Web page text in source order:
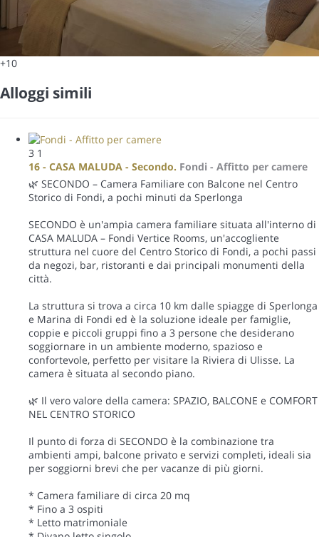
+10
Alloggi simili
3 1
16 - CASA MALUDA - Secondo. Fondi - Affitto per camere
🌿 SECONDO – Camera Familiare con Balcone nel Centro
Storico di Fondi, a pochi minuti da Sperlonga
SECONDO è un'ampia camera familiare situata all'interno di
CASA MALUDA – Fondi Vertice Rooms, un'accogliente
struttura nel cuore del Centro Storico di Fondi, a pochi passi
da negozi, bar, ristoranti e dai principali monumenti della
città.
La struttura si trova a circa 10 km dalle spiagge di Sperlonga
e Marina di Fondi ed è la soluzione ideale per famiglie,
coppie e piccoli gruppi fino a 3 persone che desiderano
soggiornare in un ambiente moderno, spazioso e
confortevole, perfetto per visitare la Riviera di Ulisse. La
camera è situata al secondo piano.
🌿 Il vero valore della camera: SPAZIO, BALCONE e COMFORT
NEL CENTRO STORICO
Il punto di forza di SECONDO è la combinazione tra
ambienti ampi, balcone privato e servizi completi, ideali sia
per soggiorni brevi che per vacanze di più giorni.
* Camera familiare di circa 20 mq
* Fino a 3 ospiti
* Letto matrimoniale